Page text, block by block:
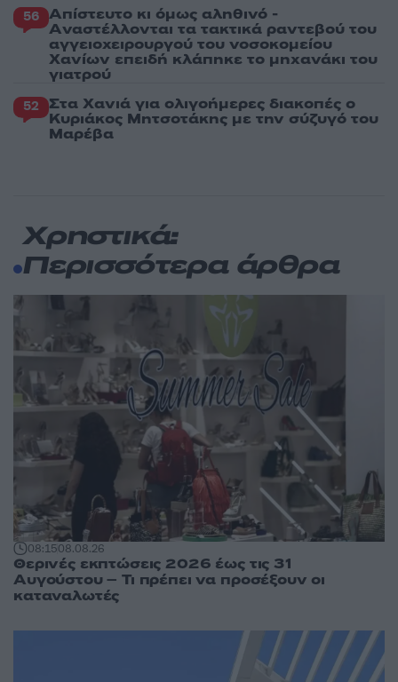
56 Απίστευτο κι όμως αληθινό -
Aναστέλλονται τα τακτικά ραντεβού του
αγγειοχειρουργού του νοσοκομείου
Χανίων επειδή κλάπηκε το μηχανάκι του
γιατρού
52 Στα Χανιά για ολιγοήμερες διακοπές ο
Κυριάκος Μητσοτάκης με την σύζυγό του
Μαρέβα
Χρηστικά:
Περισσότερα άρθρα
08:1508.08.26
Θερινές εκπτώσεις 2026 έως τις 31
Αυγούστου – Τι πρέπει να προσέξουν οι
καταναλωτές